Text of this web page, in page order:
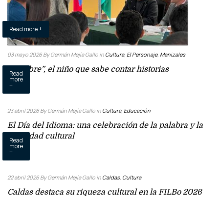
Read more +
03 mayo 2026 By Germán Mejía Gallo in Cultura, El Personaje, Manizales
“Pesebre”, el niño que sabe contar historias
Read
more
+
23 abril 2026 By Germán Mejía Gallo in Cultura, Educación
El Día del Idioma: una celebración de la palabra y la
identidad cultural
Read
more
+
22 abril 2026 By Germán Mejía Gallo in Caldas, Cultura
Caldas destaca su riqueza cultural en la FILBo 2026